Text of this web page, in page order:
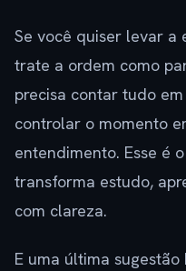
Se você quiser levar a
trate a ordem como
precisa contar tudo
controlar o momento
entendimento. Esse é
transforma estudo,
com clareza.
E uma última